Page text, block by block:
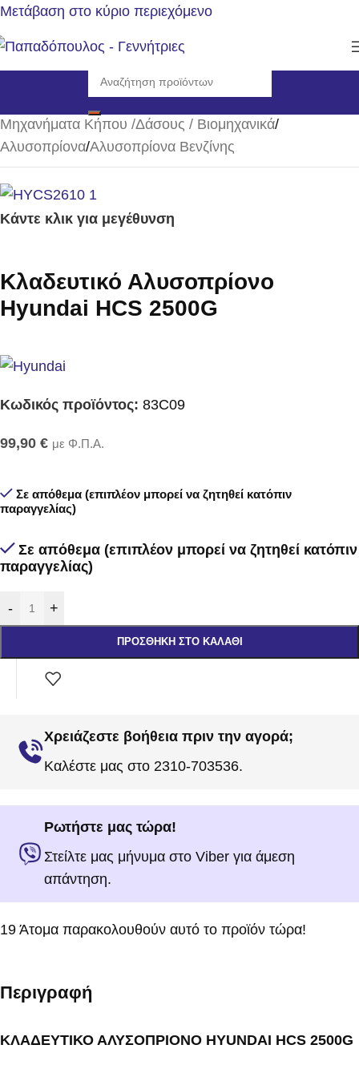
Μετάβαση στο κύριο περιεχόμενο
Αρχική σελίδα/
Μηχανήματα Κήπου /Δάσους / Βιομηχανικά/
Αλυσοπρίονα/Αλυσοπρίονα Βενζίνης
Κάντε κλικ για μεγέθυνση
Κλαδευτικό Αλυσοπρίονο
Hyundai HCS 2500G
Κωδικός προϊόντος: 83C09
99,90 € με Φ.Π.Α.
Σε απόθεμα (επιπλέον μπορεί να ζητηθεί κατόπιν
παραγγελίας)
Σε απόθεμα (επιπλέον μπορεί να ζητηθεί κατόπιν
παραγγελίας)
- +
ΠΡΟΣΘΉΚΗ ΣΤΟ ΚΑΛΆΘΙ
Χρειάζεστε βοήθεια πριν την αγορά;
Καλέστε μας στο 2310-703536.
Ρωτήστε μας τώρα!
Στείλτε μας μήνυμα στο Viber για άμεση
απάντηση.
19 Άτομα παρακολουθούν αυτό το προϊόν τώρα!
Περιγραφή
ΚΛΑΔΕΥΤΙΚΟ ΑΛΥΣΟΠΡΙΟΝΟ HYUNDAI HCS 2500G